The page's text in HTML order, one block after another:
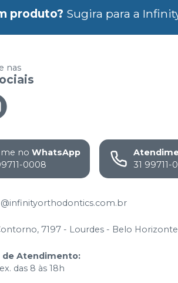
produto? Sugira para a
nas
no WhatsApp
0008
31 99711-
7197 - Lourdes - Belo
de Atendimento:
das 8 às 18h